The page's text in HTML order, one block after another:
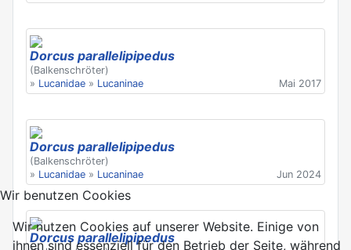
Dorcus parallelipipedus
(Balkenschröter)
» Lucanidae » Lucaninae Mai 2017
Dorcus parallelipipedus
(Balkenschröter)
» Lucanidae » Lucaninae Jun 2024
Dorcus parallelipipedus
Wir benutzen Cookies
Wir nutzen Cookies auf unserer Website. Einige von
ihnen sind essenziell für den Betrieb der Seite, während